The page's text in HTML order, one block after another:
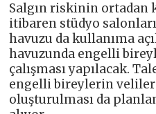
Salgın riskinin ortadan
itibaren stüdyo
havuzu da kullanıma
havuzunda engelli
çalışması yapılacak.
engelli bireylerin
oluşturulması da